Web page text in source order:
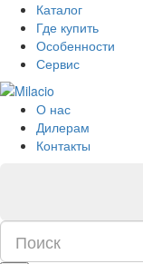
Каталог
Где купить
Особенности
Сервис
О нас
Дилерам
Контакты